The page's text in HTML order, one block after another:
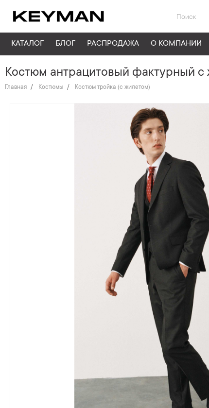
КАТАЛОГ О КОМПАНИИ
РАСПРОДАЖА
БЛОГ
Костюм антрацитовый фактурный с
Главная Костюмы Костюм тройка (с жилетом)